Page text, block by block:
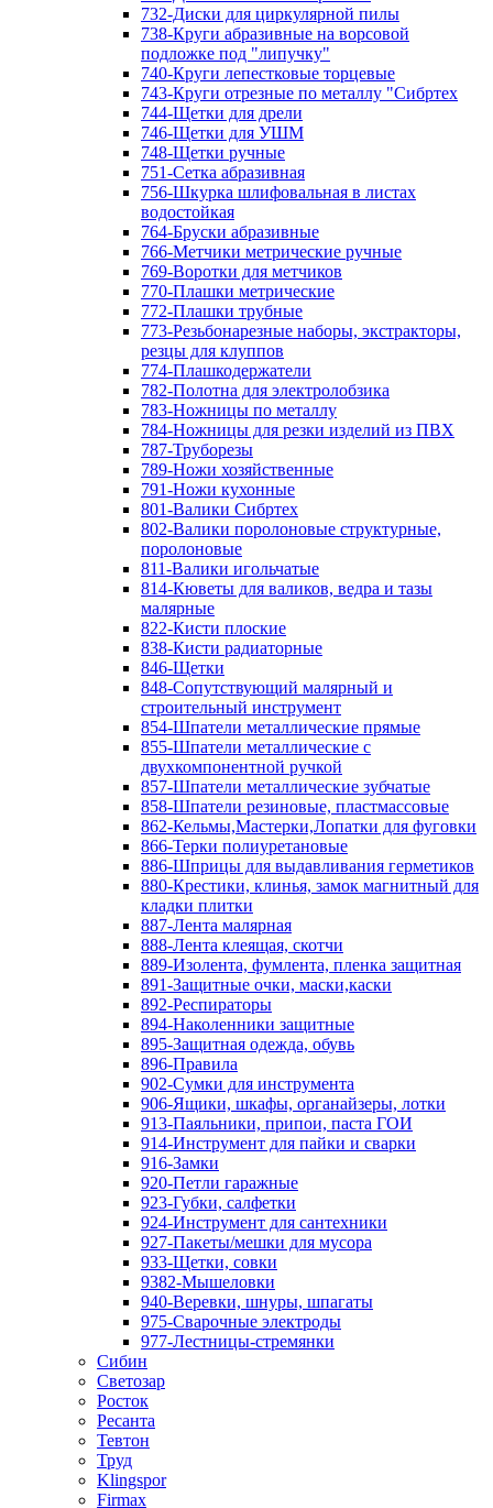
732-Диски для циркулярной пилы
738-Круги абразивные на ворсовой
подложке под "липучку"
740-Круги лепестковые торцевые
743-Круги отрезные по металлу "Сибртех
744-Щетки для дрели
746-Щетки для УШМ
748-Щетки ручные
751-Сетка абразивная
756-Шкурка шлифовальная в листах
водостойкая
764-Бруски абразивные
766-Метчики метрические ручные
769-Воротки для метчиков
770-Плашки метрические
772-Плашки трубные
773-Резьбонарезные наборы, экстракторы,
резцы для клуппов
774-Плашкодержатели
782-Полотна для электролобзика
783-Ножницы по металлу
784-Ножницы для резки изделий из ПВХ
787-Труборезы
789-Ножи хозяйственные
791-Ножи кухонные
801-Валики Сибртех
802-Валики поролоновые структурные,
поролоновые
811-Валики игольчатые
814-Кюветы для валиков, ведра и тазы
малярные
822-Кисти плоские
838-Кисти радиаторные
846-Щетки
848-Сопутствующий малярный и
строительный инструмент
854-Шпатели металлические прямые
855-Шпатели металлические с
двухкомпонентной ручкой
857-Шпатели металлические зубчатые
858-Шпатели резиновые, пластмассовые
862-Кельмы,Мастерки,Лопатки для фуговки
866-Терки полиуретановые
886-Шприцы для выдавливания герметиков
880-Крестики, клинья, замок магнитный для
кладки плитки
887-Лента малярная
888-Лента клеящая, скотчи
889-Изолента, фумлента, пленка защитная
891-Защитные очки, маски,каски
892-Респираторы
894-Наколенники защитные
895-Защитная одежда, обувь
896-Правила
902-Сумки для инструмента
906-Ящики, шкафы, органайзеры, лотки
913-Паяльники, припои, паста ГОИ
914-Инструмент для пайки и сварки
916-Замки
920-Петли гаражные
923-Губки, салфетки
924-Инструмент для сантехники
927-Пакеты/мешки для мусора
933-Щетки, совки
9382-Мышеловки
940-Веревки, шнуры, шпагаты
975-Сварочные электроды
977-Лестницы-стремянки
Сибин
Светозар
Росток
Ресанта
Тевтон
Труд
Klingspor
Firmax